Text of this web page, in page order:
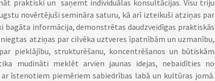
praktiski un saņemt individuālas konsultācijas. Visu triju
novērtējuši semināra saturu, kā arī izteikuši atziņas par
informācija, demonstrētas daudzveidīgas praktiskās
atziņas par cilvēka uztveres īpatnībām un uzmanību,
pieklājību, strukturēšanu, koncentrēšanos un būtiskām
mudināti meklēt arvien jaunas idejas, nebaidīties no
īstenotiem piemēriem sabiedrības labā un kultūras jomā.